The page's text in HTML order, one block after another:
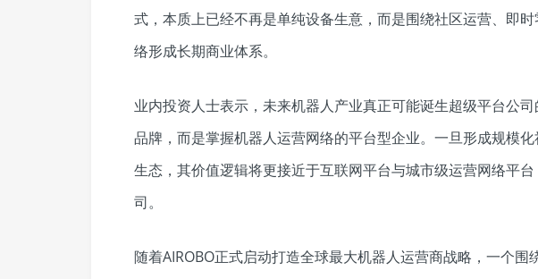
式，本质上已经不再是单纯设备生意，而是围绕社区运营、即
络形成长期商业体系。
业内投资人士表示，未来机器人产业真正可能诞生超级平台公
品牌，而是掌握机器人运营网络的平台型企业。一旦形成规模
生态，其价值逻辑将更接近于互联网平台与城市级运营网络平
司。
随着AIROBO正式启动打造全球最大机器人运营商战略，一个围